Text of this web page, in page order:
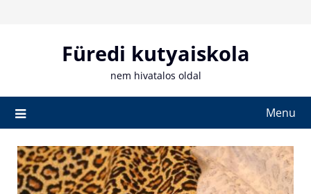
Füredi kutyaiskola
nem hivatalos oldal
Menu